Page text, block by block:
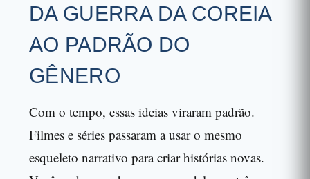
DA GUERRA DA COREIA
AO PADRÃO DO
GÊNERO
Com o tempo, essas ideias viraram padrão.
Filmes e séries passaram a usar o mesmo
esqueleto narrativo para criar histórias novas.